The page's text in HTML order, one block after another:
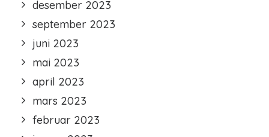
desember 2023
september 2023
juni 2023
mai 2023
april 2023
mars 2023
februar 2023